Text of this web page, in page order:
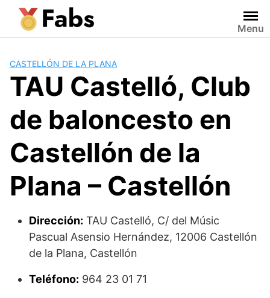
Saltar
contenido
Menu
CASTELLÓN DE LA PLANA
TAU Castelló, Club
de baloncesto en
Castellón de la
Plana – Castellón
Dirección: TAU Castelló, C/ del Músic
Pascual Asensio Hernández, 12006 Castellón
de la Plana, Castellón
Teléfono: 964 23 01 71